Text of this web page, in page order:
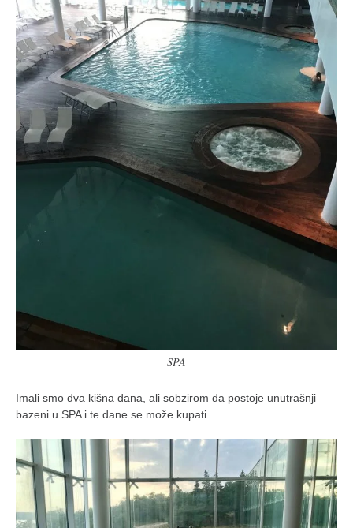
SPA
Imali smo dva kišna dana, ali sobzirom da postoje unutrašnji
bazeni u SPA i te dane se može kupati.